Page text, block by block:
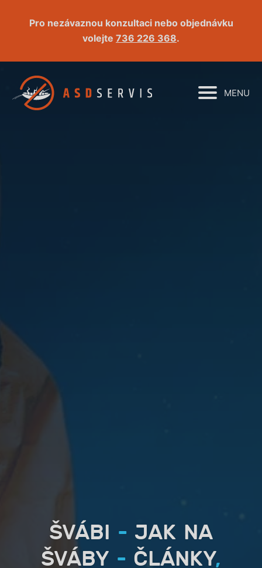
Pro nezávaznou konzultaci nebo objednávku
volejte 736 226 368.
MENU
ŠVÁBI - JAK NA
ŠVÁBY - ČLÁNKY,